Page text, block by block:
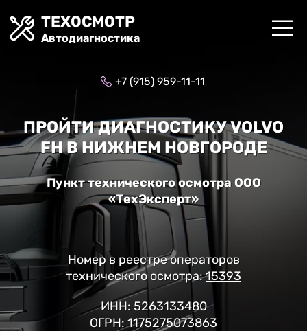
ТЕХОСМОТР
Автодиагностика
+7 (915) 959-11-11
ПРОЙТИ ДИАГНОСТИКУ VOLVO
FH В НИЖНЕМ НОВГОРОДЕ
Пункт технического осмотра ООО
«ТехЭксперт»
Номер в реестре операторов
технического осмотра:15393
ИНН: 5263133480
ОГРН: 1175275073863